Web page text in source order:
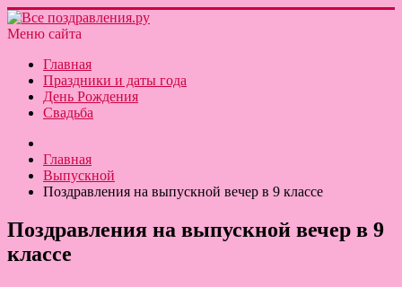
Меню сайта
Главная
Праздники и даты года
День Рождения
Свадьба
Главная
Выпускной
Поздравления на выпускной вечер в 9 классе
Поздравления на выпускной вечер в 9
классе